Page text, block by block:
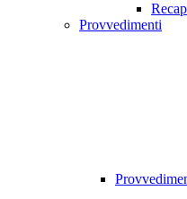
Provvedimenti